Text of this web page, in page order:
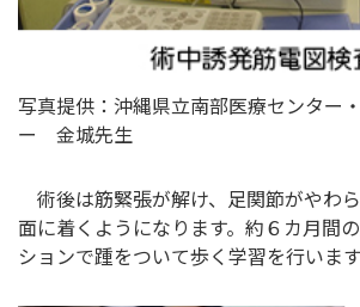
写真提供：沖縄県立南部医療センター
ー 金城先生
術後は筋緊張が解け、足関節がやわ
面に着くようになります。約６カ月間
ションで踵をついて歩く学習を行います